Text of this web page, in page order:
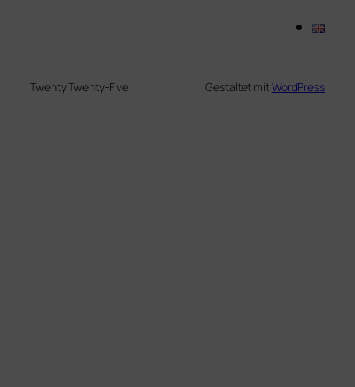
Twenty Twenty-Five Gestaltet mitWordPress